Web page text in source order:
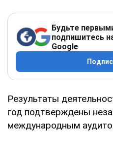
Будьте
подпишитесь
Google
Результаты
год подтверждены
международным